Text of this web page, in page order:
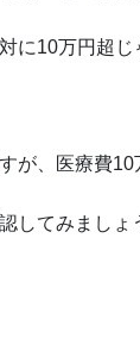
に10万円超
が、医療費
してみましょ